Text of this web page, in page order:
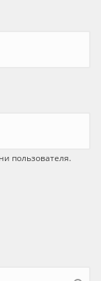
пользователя.